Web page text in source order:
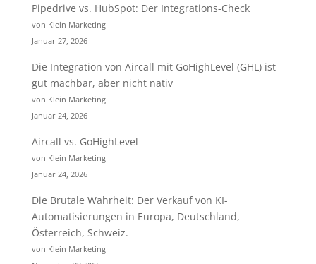
Pipedrive vs. HubSpot: Der Integrations-Check
von Klein Marketing
Januar 27, 2026
Die Integration von Aircall mit GoHighLevel (GHL) ist
gut machbar, aber nicht nativ
von Klein Marketing
Januar 24, 2026
Aircall vs. GoHighLevel
von Klein Marketing
Januar 24, 2026
Die Brutale Wahrheit: Der Verkauf von KI-
Automatisierungen in Europa, Deutschland,
Österreich, Schweiz.
von Klein Marketing